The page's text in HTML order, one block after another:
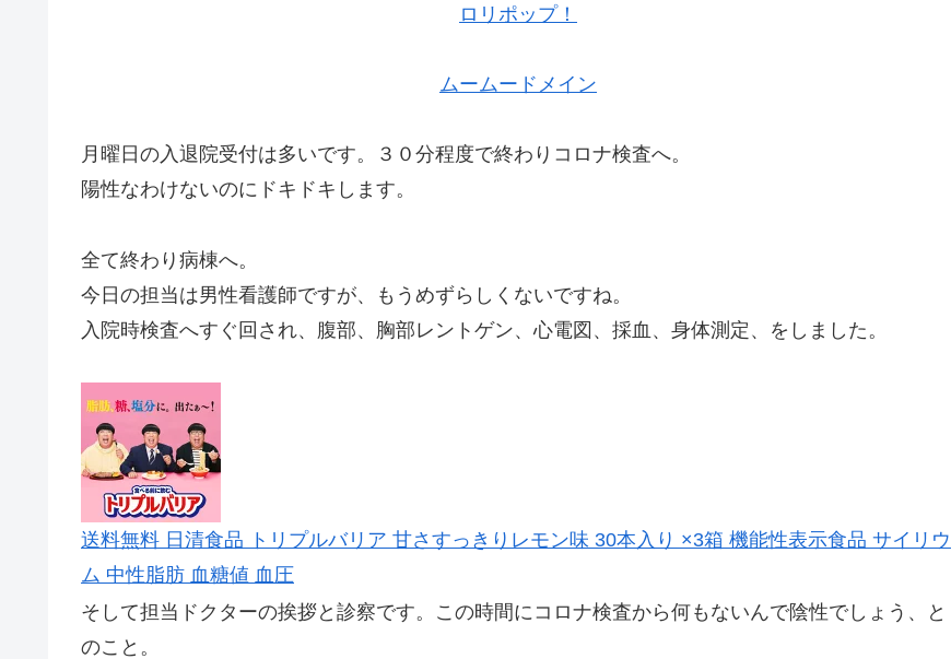
ロリポップ！
ムームードメイン
月曜日の入退院受付は多いです。３０分程度で終わりコロナ検査へ。
陽性なわけないのにドキドキします。
全て終わり病棟へ。
今日の担当は男性看護師ですが、もうめずらしくないですね。
入院時検査へすぐ回され、腹部、胸部レントゲン、心電図、採血、身体測定、をしました。
送料無料 日清食品 トリプルバリア 甘さすっきりレモン味 30本入り ×3箱 機能性表示食品 サイリウ
ム 中性脂肪 血糖値 血圧
そして担当ドクターの挨拶と診察です。この時間にコロナ検査から何もないんで陰性でしょう、と
のこと。